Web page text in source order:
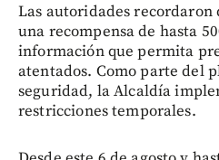
Las autoridades
una recompensa de hasta
información que permita
atentados. Como parte del
seguridad, la Alcaldía
restricciones temporales.